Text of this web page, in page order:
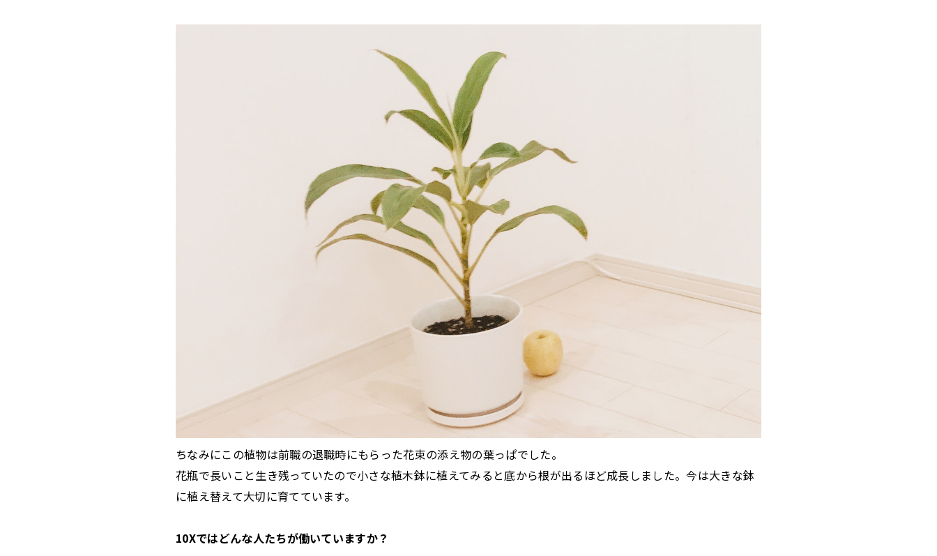
ちなみにこの植物は前職の退職時にもらった花束の添え物の葉っぱでした。
花瓶で長いこと生き残っていたので小さな植木鉢に植えてみると底から根が出るほど成長しました。今は大きな鉢
に植え替えて大切に育てています。
10Xではどんな人たちが働いていますか？